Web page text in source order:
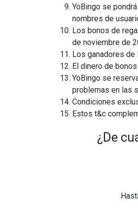
YoBingo se
nombres de
Los bonos de
de noviembre de
Los ganadores de
El dinero de
YoBingo se
problemas en las
Condiciones
Estos t&c
¿De